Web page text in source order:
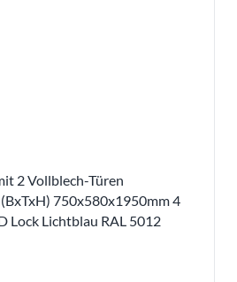
2 Vollblech-Türen
750x580x1950mm 4
Lock Lichtblau RAL 5012